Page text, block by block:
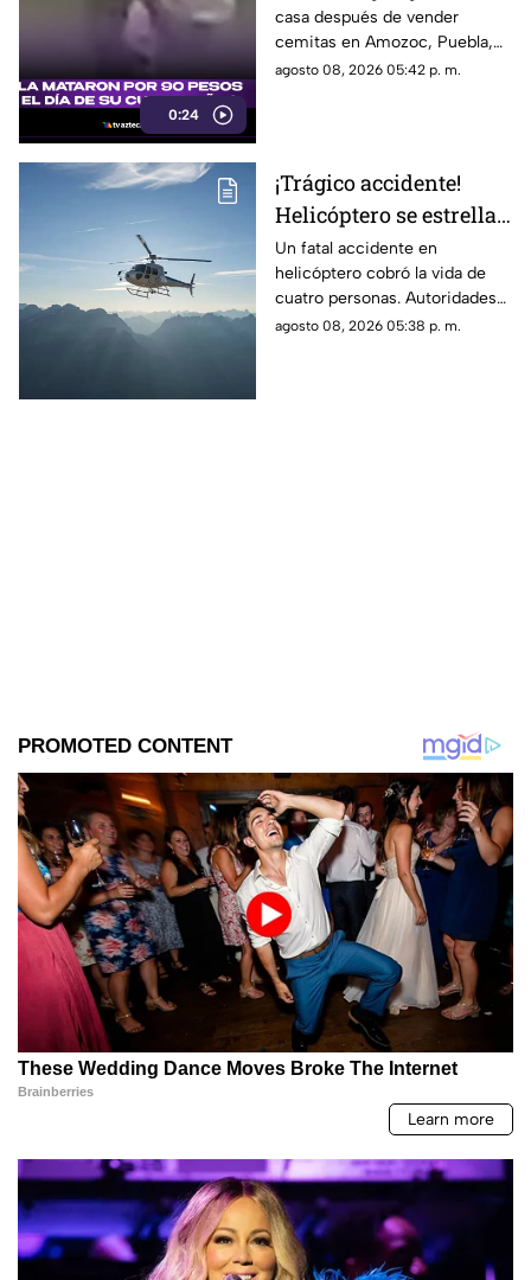
0:24
caso de Doña Dominga
casa después de vender
cemitas en Amozoc, Puebla,
cuando presuntamente un
agosto 08, 2026 05:42 p. m.
¡Trágico accidente!
Helicóptero se estrella
en zona boscosa y
mueren cuatro
personas
Un fatal accidente en
helicóptero cobró la vida de
cuatro personas. Autoridades
confirmaron que la aeronave
agosto 08, 2026 05:38 p. m.